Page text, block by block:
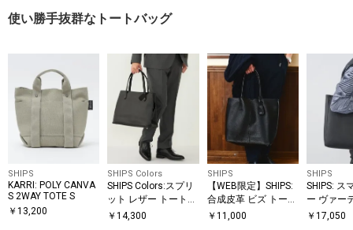
使い勝手抜群なトートバッグ
SHIPS
KARRI: POLY CANVA
S 2WAY TOTE S
￥ 13,200
SHIPS Colors
SHIPS Colors:スプリ
ット レザー トート
バッグ◇
￥14,300
SHIPS
【WEB限定】SHIPS:
合成皮革 ビズ トート
バッグ (クラッチバッ
￥ 11,000
SHIPS
SHIPS: ス
ー ヴァー
ートバッ
￥17,050